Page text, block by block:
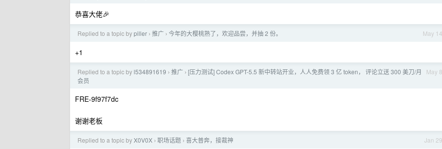
恭喜大佬🎉
May 14
Replied to a topic bypiller › 推广 › 今年的大樱桃熟了，欢迎品尝，并抽 2 份。
+1
May 8
Replied to a topic by l534891619 › 推广 › [压力测试] Codex GPT-5.5 新中转站开业，人人免费领 3 亿 token， 评论立送 300 美刀/月
会员
FRE-9f97f7dc
谢谢老板
Jan 29
Replied to a topic byX0V0X › 职场话题 › 喜大普奔，接裁神